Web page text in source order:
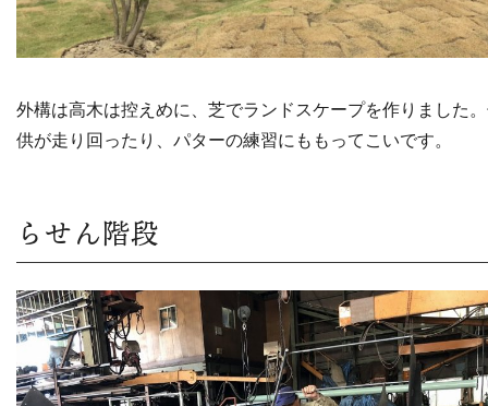
外構は高木は控えめに、芝でランドスケープを作りました
供が走り回ったり、パターの練習にももってこいです。
らせん階段